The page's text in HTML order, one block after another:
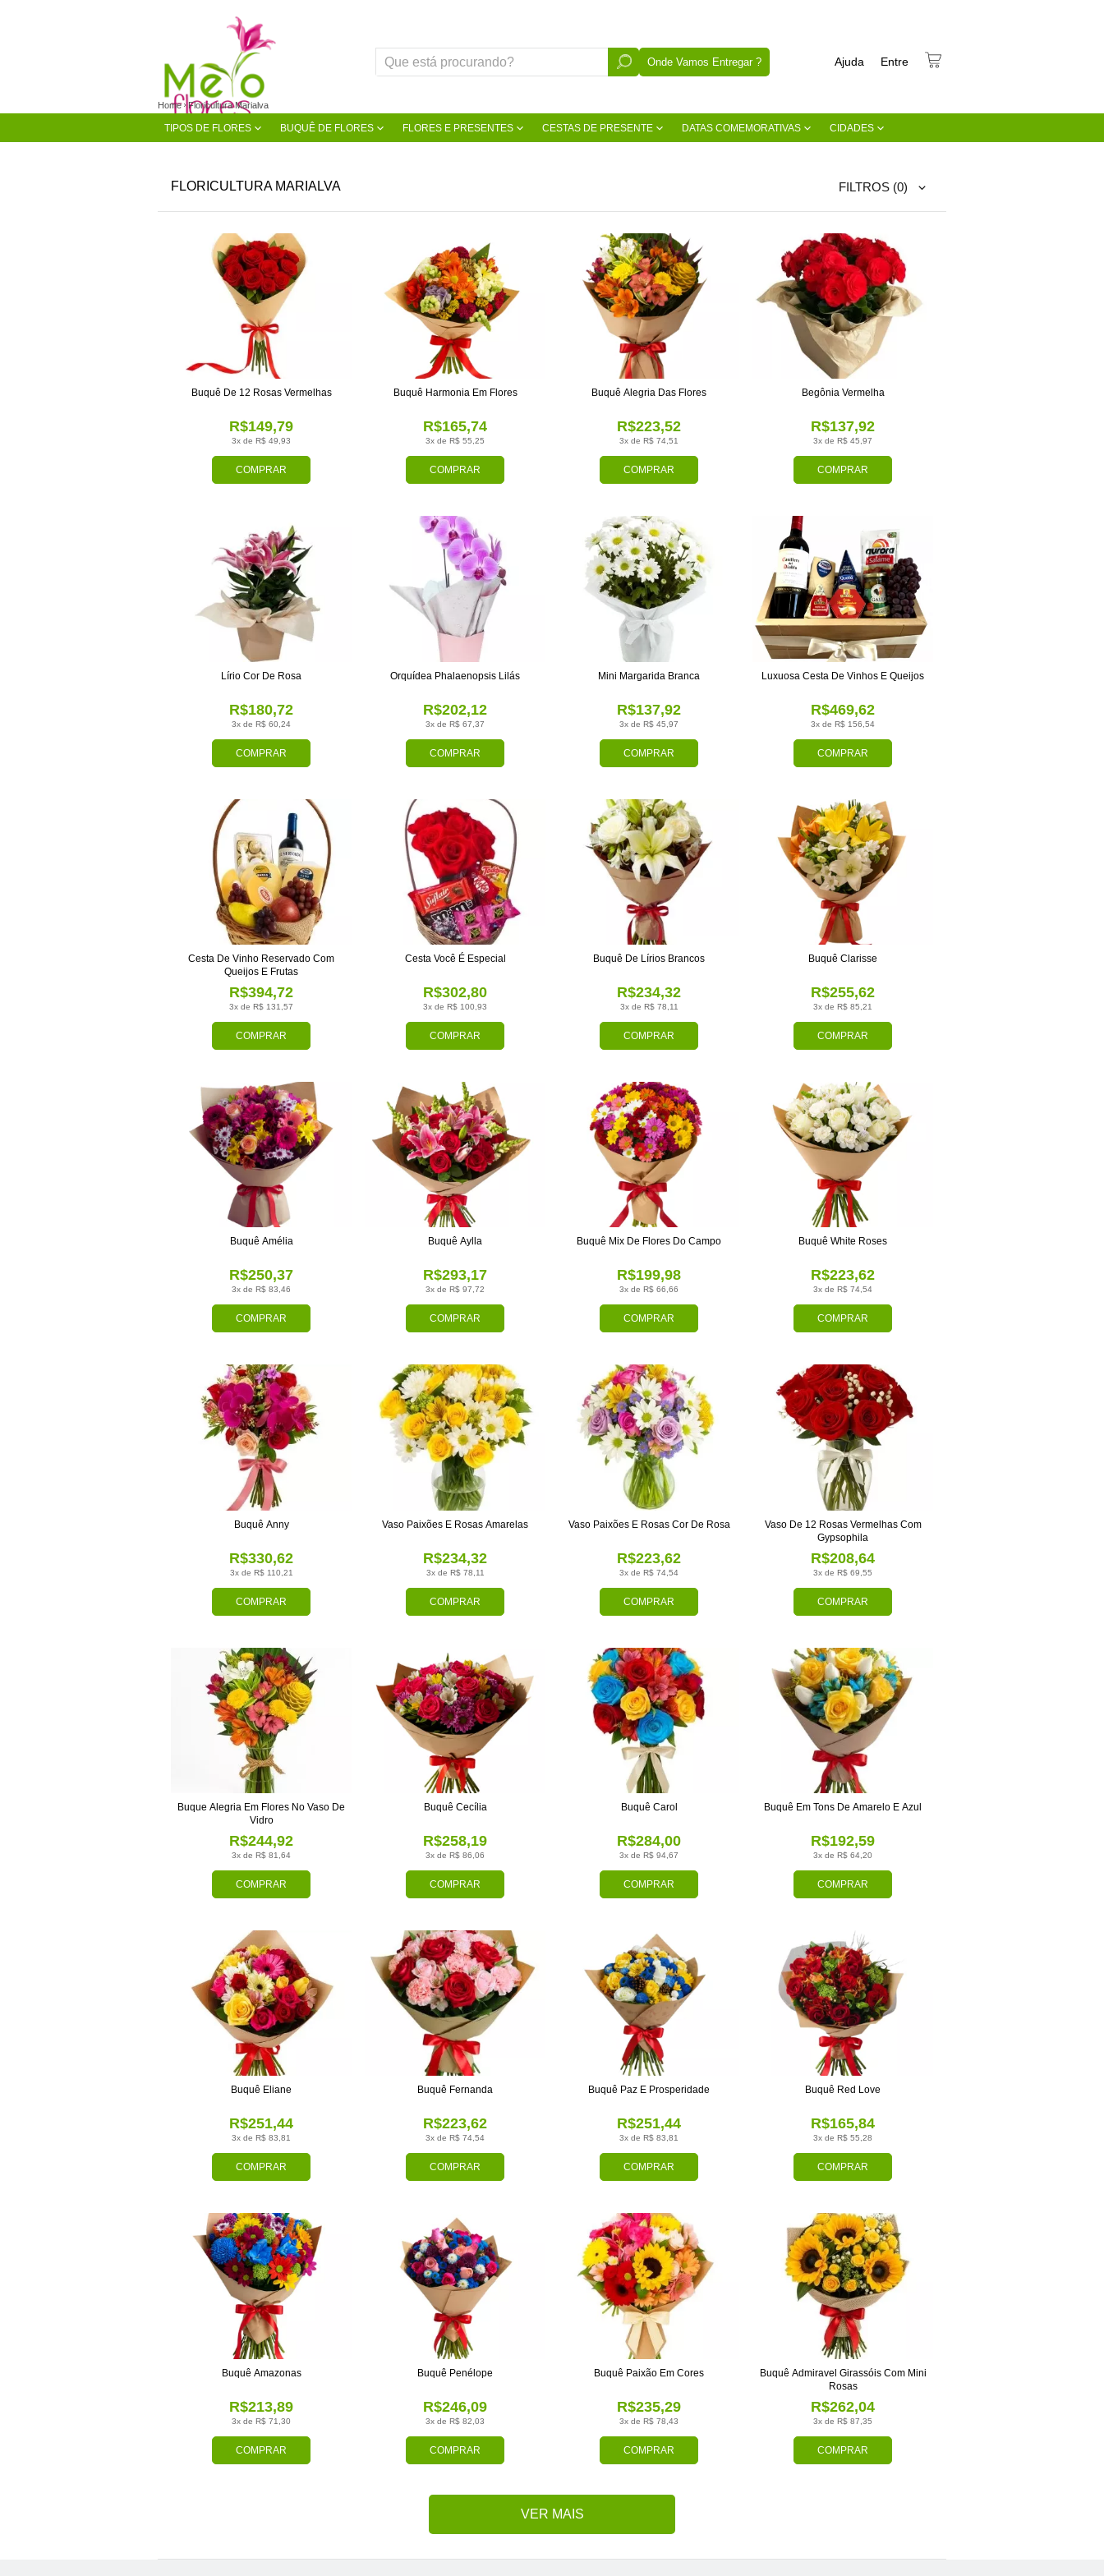
Onde Vamos Entregar ? Entre
Ajuda
TIPOS DE FLORES BUQUÊ DE FLORES FLORES E PRESENTES CESTAS DE PRESENTE DATAS COMEMORATIVAS CIDADES
Home Floricultura Marialva
FLORICULTURA MARIALVA FILTROS (0)
COMPRAR
3x de R$ 49,93
R$149,79
Buquê De 12 Rosas Vermelhas
COMPRAR
3x de R$ 55,25
R$165,74
Buquê Harmonia Em Flores
COMPRAR
3x de R$ 74,51
R$223,52
Buquê Alegria Das Flores
COMPRAR
3x de R$ 45,97
R$137,92
Begônia Vermelha
COMPRAR
3x de R$ 60,24
R$180,72
Lírio Cor De Rosa
COMPRAR
3x de R$ 67,37
R$202,12
Orquídea Phalaenopsis Lilás
COMPRAR
3x de R$ 45,97
R$137,92
Mini Margarida Branca
COMPRAR
3x de R$ 156,54
R$469,62
Luxuosa Cesta De Vinhos E Queijos
COMPRAR
3x de R$ 131,57
R$394,72
Cesta De Vinho Reservado Com
Queijos E Frutas
COMPRAR
3x de R$ 100,93
R$302,80
Cesta Você É Especial
COMPRAR
3x de R$ 78,11
R$234,32
Buquê De Lírios Brancos
COMPRAR
3x de R$ 85,21
R$255,62
Buquê Clarisse
COMPRAR
3x de R$ 83,46
R$250,37
Buquê Amélia
COMPRAR
3x de R$ 97,72
R$293,17
Buquê Aylla
COMPRAR
3x de R$ 66,66
R$199,98
Buquê Mix De Flores Do Campo
COMPRAR
3x de R$ 74,54
R$223,62
Buquê White Roses
COMPRAR
3x de R$ 110,21
R$330,62
Buquê Anny
COMPRAR
3x de R$ 78,11
R$234,32
Vaso Paixões E Rosas Amarelas
COMPRAR
3x de R$ 74,54
R$223,62
Vaso Paixões E Rosas Cor De Rosa
COMPRAR
3x de R$ 69,55
R$208,64
Vaso De 12 Rosas Vermelhas Com
Gypsophila
COMPRAR
3x de R$ 81,64
R$244,92
Buque Alegria Em Flores No Vaso De
Vidro
COMPRAR
3x de R$ 86,06
R$258,19
Buquê Cecília
COMPRAR
3x de R$ 94,67
R$284,00
Buquê Carol
COMPRAR
3x de R$ 64,20
R$192,59
Buquê Em Tons De Amarelo E Azul
COMPRAR
3x de R$ 83,81
R$251,44
Buquê Eliane
COMPRAR
3x de R$ 74,54
R$223,62
Buquê Fernanda
COMPRAR
3x de R$ 83,81
R$251,44
Buquê Paz E Prosperidade
COMPRAR
3x de R$ 55,28
R$165,84
Buquê Red Love
COMPRAR
3x de R$ 71,30
R$213,89
Buquê Amazonas
COMPRAR
3x de R$ 82,03
R$246,09
Buquê Penélope
COMPRAR
3x de R$ 78,43
R$235,29
Buquê Paixão Em Cores
COMPRAR
3x de R$ 87,35
R$262,04
Buquê Admiravel Girassóis Com Mini
Rosas
VER MAIS